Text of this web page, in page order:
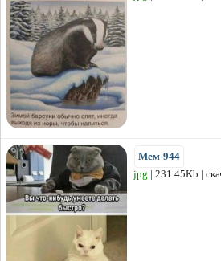
Мем-944
jpg | 231.45Kb |